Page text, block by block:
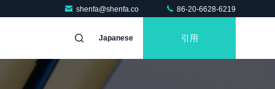
shenfa@shenfa.co 86-20-6628-6219
Japanese 引用